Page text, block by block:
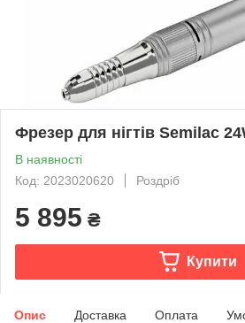
Фрезер для нігтів Semilac
В наявності
Код: 2023020620
Роздріб
5 895 ₴
Купити
Опис Доставка Оплата